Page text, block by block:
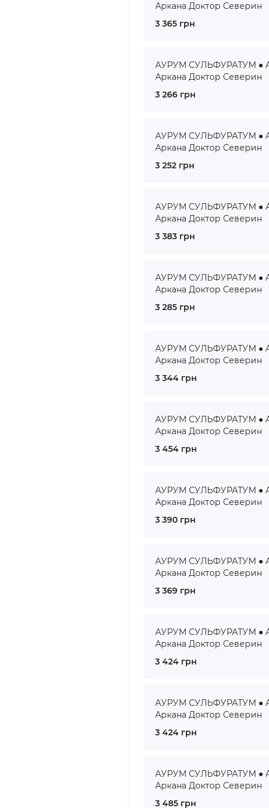
Аркана Доктор Северин
3 365 грн
АУРУМ СУЛЬФУРАТУМ ●
Аркана Доктор Северин
3 266 грн
АУРУМ СУЛЬФУРАТУМ ●
Аркана Доктор Северин
3 252 грн
АУРУМ СУЛЬФУРАТУМ ●
Аркана Доктор Северин
3 383 грн
АУРУМ СУЛЬФУРАТУМ ●
Аркана Доктор Северин
3 285 грн
АУРУМ СУЛЬФУРАТУМ ●
Аркана Доктор Северин
3 344 грн
АУРУМ СУЛЬФУРАТУМ ●
Аркана Доктор Северин
3 454 грн
АУРУМ СУЛЬФУРАТУМ ●
Аркана Доктор Северин
3 390 грн
АУРУМ СУЛЬФУРАТУМ ●
Аркана Доктор Северин
3 369 грн
АУРУМ СУЛЬФУРАТУМ ●
Аркана Доктор Северин
3 424 грн
АУРУМ СУЛЬФУРАТУМ ●
Аркана Доктор Северин
3 424 грн
АУРУМ СУЛЬФУРАТУМ ●
Аркана Доктор Северин
3 485 грн